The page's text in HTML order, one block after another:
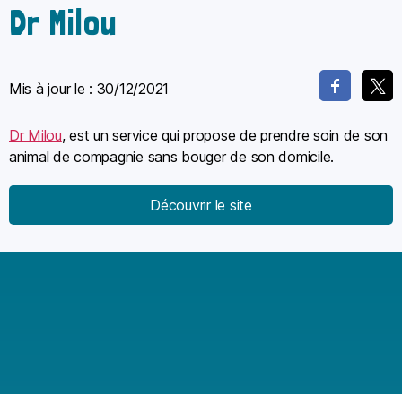
Dr Milou
Mis à jour le : 30/12/2021
Dr Milou, est un service qui propose de prendre soin de son
animal de compagnie sans bouger de son domicile.
Découvrir le site